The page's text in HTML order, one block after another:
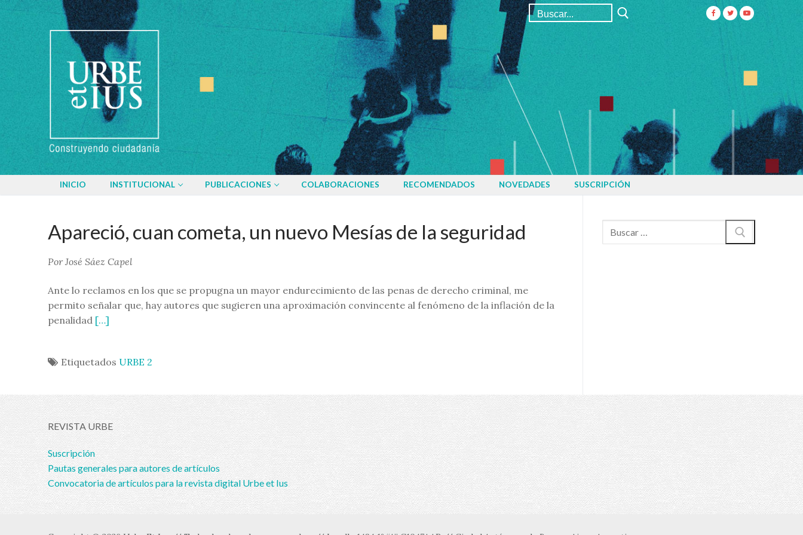
Buscar:
INICIO INSTITUCIONAL PUBLICACIONES COLABORACIONES RECOMENDADOS NOVEDADES SUSCRIPCIÓN
Apareció, cuan cometa, un nuevo Mesías de la seguridad
Por José Sáez Capel
Ante lo reclamos en los que se propugna un mayor endurecimiento de las penas de derecho criminal, me
permito señalar que, hay autores que sugieren una aproximación convincente al fenómeno de la inflación de la
penalidad […]
Etiquetados URBE 2
Buscar:
REVISTA URBE
Suscripción
Pautas generales para autores de artículos
Convocatoria de artículos para la revista digital Urbe et Ius